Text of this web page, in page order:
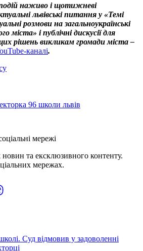
наживо і щотижневі
львівські питання у «Темі
розмови на загальноукраїнські
міста» і публічні дискусії для
рішень викликам громади міста –
каналі.
96 школи львів
мережі
новин та ексклюзивного контенту.
мережах.
Суд відмовив у задоволенні